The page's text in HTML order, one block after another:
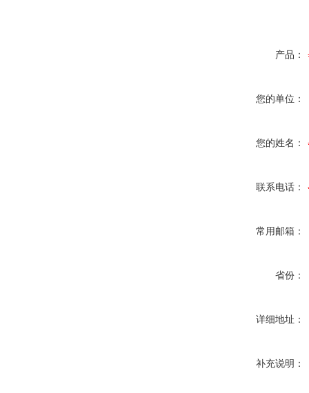
产品：
您的单位：
您的姓名：
联系电话：
常用邮箱：
省份：
详细地址：
补充说明：